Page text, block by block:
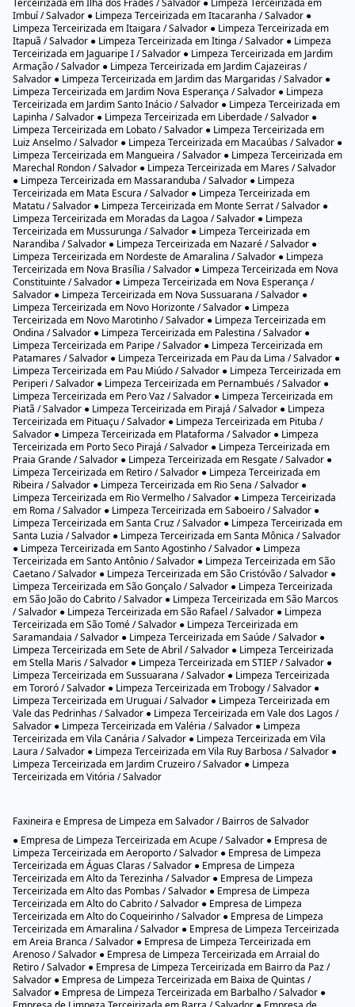
● Limpeza Terceirizada em Canabrava / Salvador ● Limpeza Terceirizada
em Candeal / Salvador ● Limpeza Terceirizada em Canela / Salvador ●
Limpeza Terceirizada em Capelinha / Salvador ● Limpeza Terceirizada em
Cassange / Salvador ● Limpeza Terceirizada em Castelo Branco / Salvador
● Limpeza Terceirizada em Centro / Salvador ● Limpeza Terceirizada em
Centro Administrativo da Bahia / Salvador ● Limpeza Terceirizada em
Centro Histórico / Salvador ● Limpeza Terceirizada em Chapada do Rio
Vermelho / Salvador ● Limpeza Terceirizada em Cidade Nova / Salvador ●
Limpeza Terceirizada em Comércio / Salvador ● Limpeza Terceirizada em
Cosme de Farias / Salvador ● Limpeza Terceirizada em Costa Azul /
Salvador ● Limpeza Terceirizada em Coutos / Salvador ● Limpeza
Terceirizada em Curuzu / Salvador ● Limpeza Terceirizada em Dom Avelar
/ Salvador ● Limpeza Terceirizada em Doron / Salvador ● Limpeza
Terceirizada em Engenho Velho da Federação / Salvador ● Limpeza
Terceirizada em Engenho Velho de Brotas / Salvador ● Limpeza
Terceirizada em Engomadeira / Salvador ● Limpeza Terceirizada em
Fazenda Coutos / Salvador ● Limpeza Terceirizada em Fazenda Grande do
Retiro / Salvador ● Limpeza Terceirizada em Fazenda Grande I / Salvador ●
Limpeza Terceirizada em Fazenda Grande II / Salvador ● Limpeza
Terceirizada em Fazenda Grande III / Salvador ● Limpeza Terceirizada em
Fazenda Grande IV / Salvador ● Limpeza Terceirizada em Federação /
Salvador ● Limpeza Terceirizada em Garcia / Salvador ● Limpeza
Terceirizada em Graça / Salvador ● Limpeza Terceirizada em Granjas
Rurais Presidente Vargas / Salvador ● Limpeza Terceirizada em IAPI /
Salvador ● Limpeza Terceirizada em Ilha de Bom Jesus dos Passos /
Salvador ● Limpeza Terceirizada em Ilha de Maré / Salvador ● Limpeza
Terceirizada em Ilha dos Frades / Salvador ● Limpeza Terceirizada em
Imbuí / Salvador ● Limpeza Terceirizada em Itacaranha / Salvador ●
Limpeza Terceirizada em Itaigara / Salvador ● Limpeza Terceirizada em
Itapuã / Salvador ● Limpeza Terceirizada em Itinga / Salvador ● Limpeza
Terceirizada em Jaguaripe I / Salvador ● Limpeza Terceirizada em Jardim
Armação / Salvador ● Limpeza Terceirizada em Jardim Cajazeiras /
Salvador ● Limpeza Terceirizada em Jardim das Margaridas / Salvador ●
Limpeza Terceirizada em Jardim Nova Esperança / Salvador ● Limpeza
Terceirizada em Jardim Santo Inácio / Salvador ● Limpeza Terceirizada em
Lapinha / Salvador ● Limpeza Terceirizada em Liberdade / Salvador ●
Limpeza Terceirizada em Lobato / Salvador ● Limpeza Terceirizada em
Luiz Anselmo / Salvador ● Limpeza Terceirizada em Macaúbas / Salvador ●
Limpeza Terceirizada em Mangueira / Salvador ● Limpeza Terceirizada em
Marechal Rondon / Salvador ● Limpeza Terceirizada em Mares / Salvador
● Limpeza Terceirizada em Massaranduba / Salvador ● Limpeza
Terceirizada em Mata Escura / Salvador ● Limpeza Terceirizada em
Matatu / Salvador ● Limpeza Terceirizada em Monte Serrat / Salvador ●
Limpeza Terceirizada em Moradas da Lagoa / Salvador ● Limpeza
Terceirizada em Mussurunga / Salvador ● Limpeza Terceirizada em
Narandiba / Salvador ● Limpeza Terceirizada em Nazaré / Salvador ●
Limpeza Terceirizada em Nordeste de Amaralina / Salvador ● Limpeza
Terceirizada em Nova Brasília / Salvador ● Limpeza Terceirizada em Nova
Constituinte / Salvador ● Limpeza Terceirizada em Nova Esperança /
Salvador ● Limpeza Terceirizada em Nova Sussuarana / Salvador ●
Limpeza Terceirizada em Novo Horizonte / Salvador ● Limpeza
Terceirizada em Novo Marotinho / Salvador ● Limpeza Terceirizada em
Ondina / Salvador ● Limpeza Terceirizada em Palestina / Salvador ●
Limpeza Terceirizada em Paripe / Salvador ● Limpeza Terceirizada em
Patamares / Salvador ● Limpeza Terceirizada em Pau da Lima / Salvador ●
Limpeza Terceirizada em Pau Miúdo / Salvador ● Limpeza Terceirizada em
Periperi / Salvador ● Limpeza Terceirizada em Pernambués / Salvador ●
Limpeza Terceirizada em Pero Vaz / Salvador ● Limpeza Terceirizada em
Piatã / Salvador ● Limpeza Terceirizada em Pirajá / Salvador ● Limpeza
Terceirizada em Pituaçu / Salvador ● Limpeza Terceirizada em Pituba /
Salvador ● Limpeza Terceirizada em Plataforma / Salvador ● Limpeza
Terceirizada em Porto Seco Pirajá / Salvador ● Limpeza Terceirizada em
Ribeira / Salvador ● Limpeza Terceirizada em Rio Sena / Salvador ●
Limpeza Terceirizada em Rio Vermelho / Salvador ● Limpeza Terceirizada
em Roma / Salvador ● Limpeza Terceirizada em Saboeiro / Salvador ●
Limpeza Terceirizada em Santa Cruz / Salvador ● Limpeza Terceirizada em
Santa Luzia / Salvador ● Limpeza Terceirizada em Santa Mônica / Salvador
● Limpeza Terceirizada em Santo Agostinho / Salvador ● Limpeza
Terceirizada em Santo Antônio / Salvador ● Limpeza Terceirizada em São
Caetano / Salvador ● Limpeza Terceirizada em São Cristóvão / Salvador ●
Limpeza Terceirizada em São Gonçalo / Salvador ● Limpeza Terceirizada
em São João do Cabrito / Salvador ● Limpeza Terceirizada em São Marcos
/ Salvador ● Limpeza Terceirizada em São Rafael / Salvador ● Limpeza
Terceirizada em São Tomé / Salvador ● Limpeza Terceirizada em
Saramandaia / Salvador ● Limpeza Terceirizada em Saúde / Salvador ●
Limpeza Terceirizada em Sete de Abril / Salvador ● Limpeza Terceirizada
em Stella Maris / Salvador ● Limpeza Terceirizada em STIEP / Salvador ●